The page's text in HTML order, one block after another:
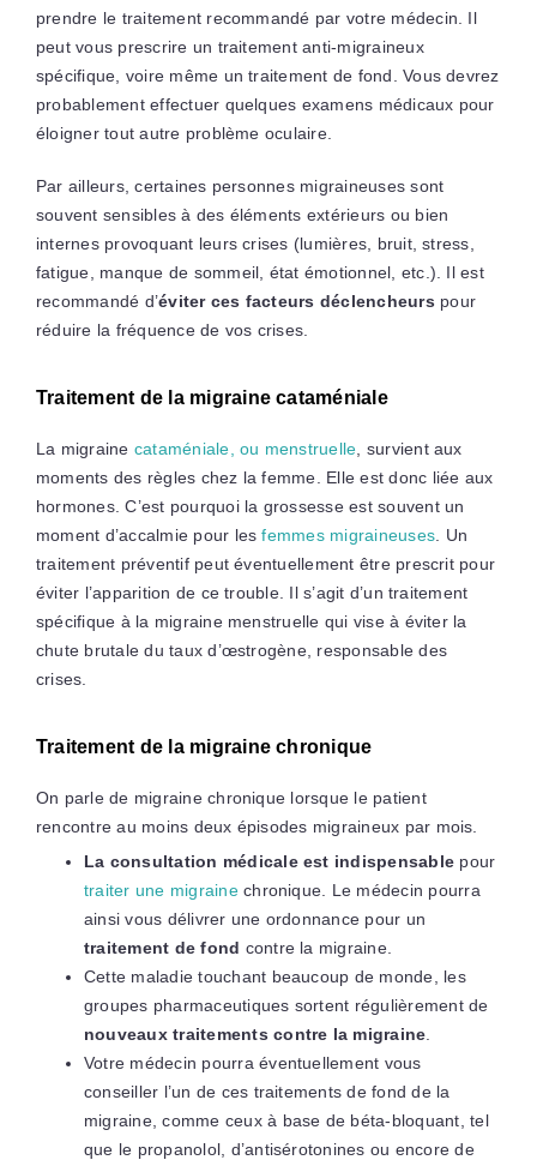
prendre le traitement recommandé par votre médecin. Il
peut vous prescrire un traitement anti-migraineux
spécifique, voire même un traitement de fond. Vous devrez
probablement effectuer quelques examens médicaux pour
éloigner tout autre problème oculaire.
Par ailleurs, certaines personnes migraineuses sont
souvent sensibles à des éléments extérieurs ou bien
internes provoquant leurs crises (lumières, bruit, stress,
fatigue, manque de sommeil, état émotionnel, etc.). Il est
recommandé d’éviter ces facteurs déclencheurs pour
réduire la fréquence de vos crises.
Traitement de la migraine cataméniale
La migraine cataméniale, ou menstruelle , survient aux
moments des règles chez la femme. Elle est donc liée aux
hormones. C’est pourquoi la grossesse est souvent un
moment d’accalmie pour lesfemmes migraineuses . Un
traitement préventif peut éventuellement être prescrit pour
éviter l’apparition de ce trouble. Il s’agit d’un traitement
spécifique à la migraine menstruelle qui vise à éviter la
chute brutale du taux d’œstrogène, responsable des
crises.
Traitement de la migraine chronique
On parle de migraine chronique lorsque le patient
rencontre au moins deux épisodes migraineux par mois.
La consultation médicale est indispensable pour
traiter une migrainechronique. Le médecin pourra
ainsi vous délivrer une ordonnance pour un
traitement de fond contre la migraine.
Cette maladie touchant beaucoup de monde, les
groupes pharmaceutiques sortent régulièrement de
nouveaux traitements contre la migraine
Votre médecin pourra éventuellement vous
conseiller l’un de ces traitements de fond de la
migraine, comme ceux à base de béta-bloquant, tel
que le propanolol, d’antisérotonines ou encore de